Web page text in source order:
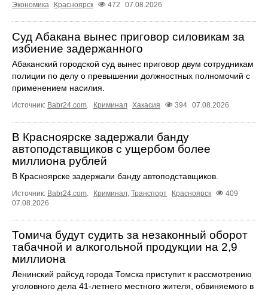
Экономика
Красноярск 472 07.08.2026
Суд Абакана вынес приговор силовикам за
избиение задержанного
Абаканский городской суд вынес приговор двум сотрудникам
полиции по делу о превышении должностных полномочий с
применением насилия.
Источник: Babr24.com. Криминал Хакасия 394 07.08.2026
В Красноярске задержали банду
автоподставщиков с ущербом более
миллиона рублей
В Красноярске задержали банду автоподставщиков.
Источник: Babr24.com. Криминал, Транспорт Красноярск
409
07.08.2026
Томича будут судить за незаконный оборот
табачной и алкогольной продукции на 2,9
миллиона
Ленинский райсуд города Томска приступит к рассмотрению
уголовного дела 41-летнего местного жителя, обвиняемого в